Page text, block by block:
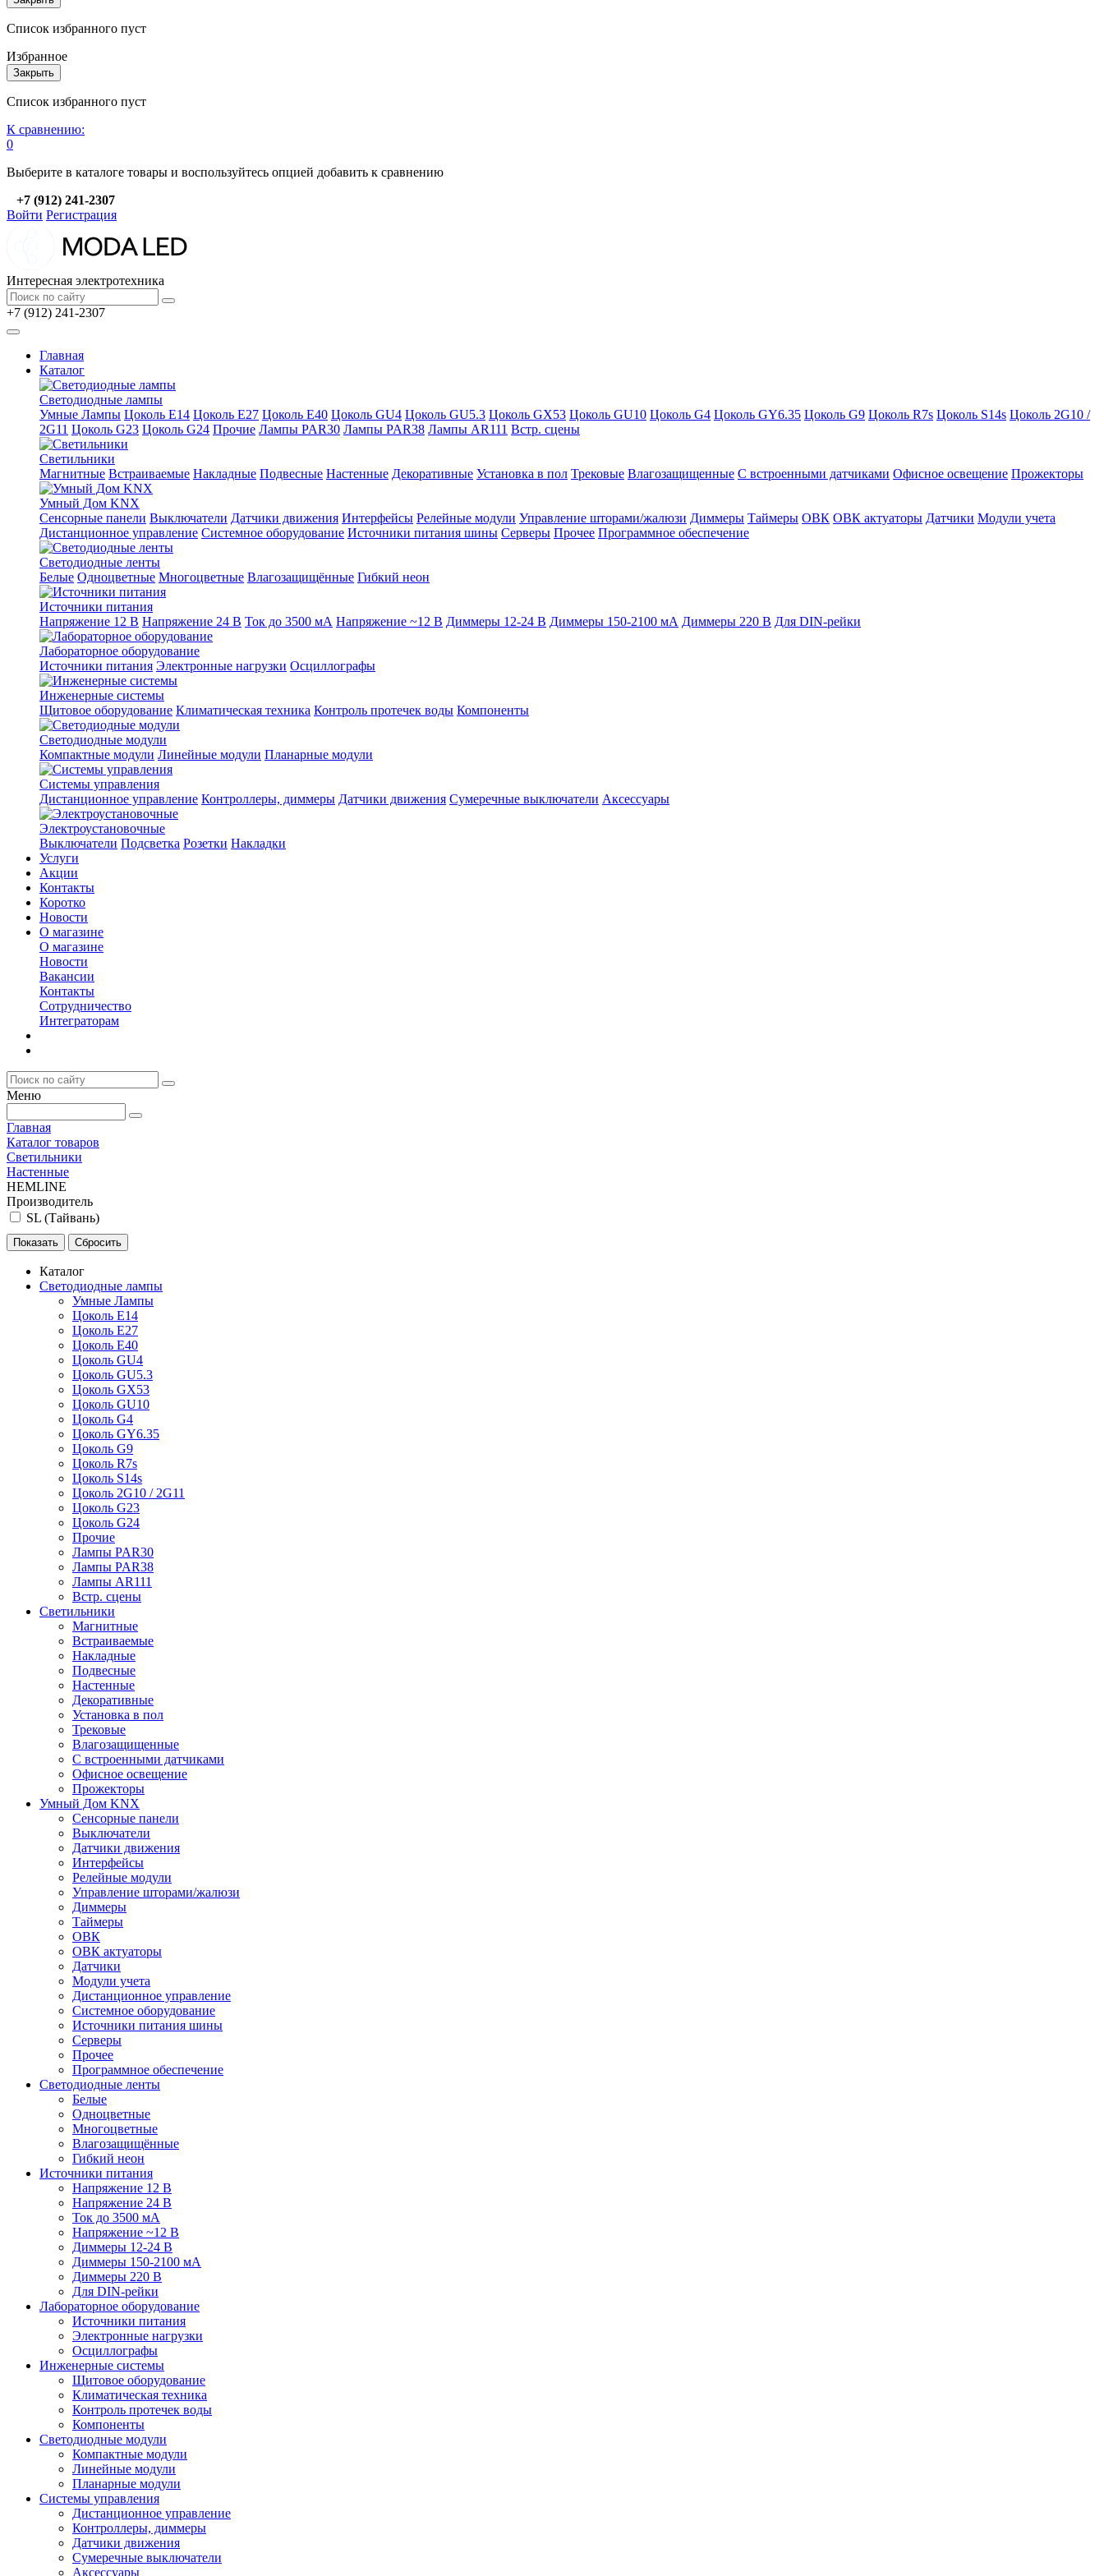
Список избранного пуст
Избранное
Закрыть
Список избранного пуст
К сравнению:
0
Выберите в каталоге товары и воспользуйтесь опцией добавить к сравнению
+7 (912) 241-2307
Войти Регистрация
Интересная электротехника
+7 (912) 241-2307
Главная
Каталог
Светодиодные лампы
Умные Лампы Цоколь E14 Цоколь E27 Цоколь E40 Цоколь GU4 Цоколь GU5.3 Цоколь GX53 Цоколь GU10 Цоколь G4 Цоколь GY6.35 Цоколь G9 Цоколь R7s Цоколь S14s Цоколь 2G10 /
2G11 Цоколь G23 Цоколь G24 Прочие Лампы PAR30 Лампы PAR38 Лампы AR111 Встр. сцены
Светильники
Магнитные Встраиваемые Накладные Подвесные Настенные Декоративные Установка в пол Трековые Влагозащищенные С встроенными датчиками Офисное освещение Прожекторы
Умный Дом KNX
Сенсорные панели Выключатели Датчики движения Интерфейсы Релейные модули Управление шторами/жалюзи Диммеры Таймеры ОВК ОВК актуаторы Датчики Модули учета
Дистанционное управление Системное оборудование Источники питания шины Серверы Прочее Программное обеспечение
Светодиодные ленты
Белые Одноцветные Многоцветные Влагозащищённые Гибкий неон
Источники питания
Напряжение 12 В Напряжение 24 В Ток до 3500 мА Напряжение ~12 В Диммеры 12-24 В Диммеры 150-2100 мА Диммеры 220 В Для DIN-рейки
Лабораторное оборудование
Источники питания Электронные нагрузки Осциллографы
Инженерные системы
Щитовое оборудование Климатическая техника Контроль протечек воды Компоненты
Светодиодные модули
Компактные модули Линейные модули Планарные модули
Системы управления
Дистанционное управление Контроллеры, диммеры Датчики движения Сумеречные выключатели Аксессуары
Электроустановочные
Выключатели Подсветка Розетки Накладки
Услуги
Акции
Контакты
Коротко
Новости
О магазине
О магазине
Новости
Вакансии
Контакты
Сотрудничество
Интеграторам
Меню
Главная
Каталог товаров
Светильники
Настенные
HEMLINE
Производитель
SL (Тайвань)
Каталог
Светодиодные лампы
Умные Лампы
Цоколь E14
Цоколь E27
Цоколь E40
Цоколь GU4
Цоколь GU5.3
Цоколь GX53
Цоколь GU10
Цоколь G4
Цоколь GY6.35
Цоколь G9
Цоколь R7s
Цоколь S14s
Цоколь 2G10 / 2G11
Цоколь G23
Цоколь G24
Прочие
Лампы PAR30
Лампы PAR38
Лампы AR111
Встр. сцены
Светильники
Магнитные
Встраиваемые
Накладные
Подвесные
Настенные
Декоративные
Установка в пол
Трековые
Влагозащищенные
С встроенными датчиками
Офисное освещение
Прожекторы
Умный Дом KNX
Сенсорные панели
Выключатели
Датчики движения
Интерфейсы
Релейные модули
Управление шторами/жалюзи
Диммеры
Таймеры
ОВК
ОВК актуаторы
Датчики
Модули учета
Дистанционное управление
Системное оборудование
Источники питания шины
Серверы
Прочее
Программное обеспечение
Светодиодные ленты
Белые
Одноцветные
Многоцветные
Влагозащищённые
Гибкий неон
Источники питания
Напряжение 12 В
Напряжение 24 В
Ток до 3500 мА
Напряжение ~12 В
Диммеры 12-24 В
Диммеры 150-2100 мА
Диммеры 220 В
Для DIN-рейки
Лабораторное оборудование
Источники питания
Электронные нагрузки
Осциллографы
Инженерные системы
Щитовое оборудование
Климатическая техника
Контроль протечек воды
Компоненты
Светодиодные модули
Компактные модули
Линейные модули
Планарные модули
Системы управления
Дистанционное управление
Контроллеры, диммеры
Датчики движения
Сумеречные выключатели
Аксессуары